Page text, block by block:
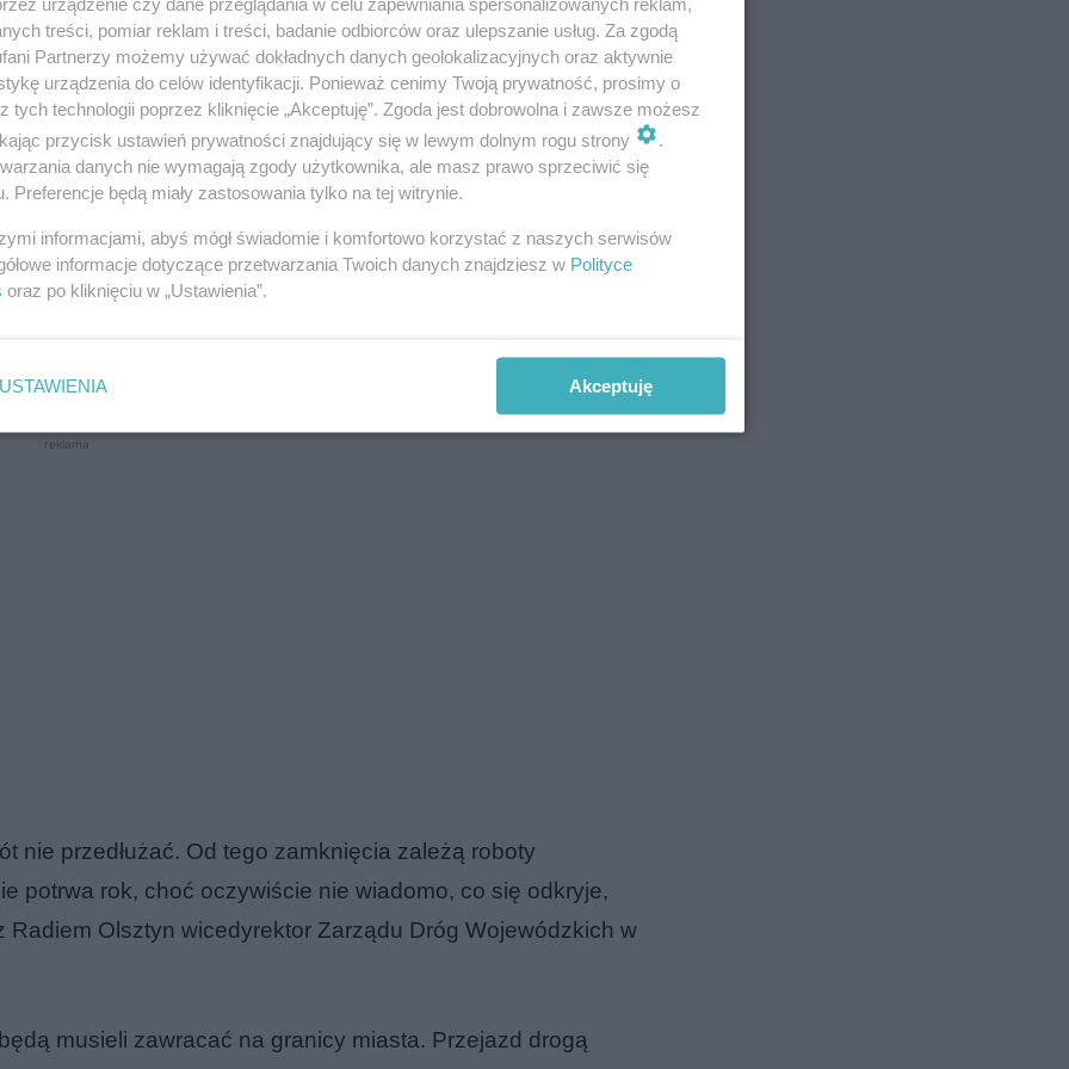
z drogą prowadzącą do Rusi, co ma usprawnić ruch i
szykować się na objazdy
prace budowlane ruszą w marcu, najpóźniej 15 dnia
drogowych. Z tego powodu cały
reklama
nie przedłużać. Od tego zamknięcia zależą roboty
potrwa rok, choć oczywiście nie wiadomo, co się odkryje,
Radiem Olsztyn wicedyrektor Zarządu Dróg Wojewódzkich w
musieli zawracać na granicy miasta. Przejazd drogą
treści, pomiar reklam i treści, badanie odbiorców oraz ulepszanie usług. Za zgodą
Partnerzy możemy używać dokładnych danych geolokalizacyjnych oraz aktywnie
urządzenia do celów identyfikacji. Ponieważ cenimy Twoją prywatność, prosimy o
tych technologii poprzez kliknięcie „Akceptuję”. Zgoda jest dobrowolna i zawsze możesz
przycisk ustawień prywatności znajdujący się w lewym dolnym rogu strony
.
danych nie wymagają zgody użytkownika, ale masz prawo sprzeciwić się
Preferencje będą miały zastosowania tylko na tej witrynie.
informacjami, abyś mógł świadomie i komfortowo korzystać z naszych serwisów
informacje dotyczące przetwarzania Twoich danych znajdziesz w Polityce
oraz po kliknięciu w „Ustawienia”.
USTAWIENIA Akceptuję